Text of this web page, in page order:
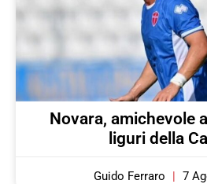
Novara, amichevole
liguri della
Guido Ferraro 7